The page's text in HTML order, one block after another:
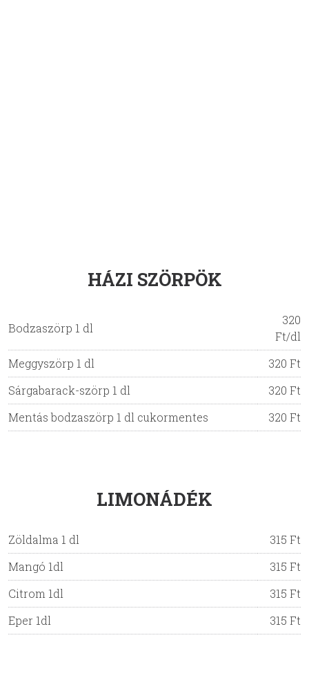
HÁZI SZÖRPÖK
Bodzaszörp 1 dl
320
Ft/dl
Meggyszörp 1 dl
320 Ft
Sárgabarack-szörp 1 dl
320 Ft
Mentás bodzaszörp 1 dl cukormentes
320 Ft
LIMONÁDÉK
Zöldalma 1 dl
315 Ft
Mangó 1dl
315 Ft
Citrom 1dl
315 Ft
Eper 1dl
315 Ft